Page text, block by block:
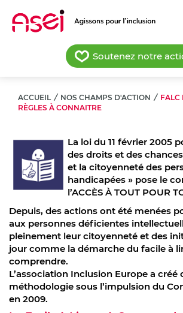
contenu
Soutenez notre
ACCUEIL / NOS CHAMPS D'ACTION / FALC
RÈGLES À CONNAITRE
La loi du 11 février 2005
des droits et des
et la citoyenneté des
handicapées » pose le
l’ACCÈS À TOUT POUR
Depuis, des actions ont été menées
aux personnes déficientes
pleinement leur citoyenneté et des
jour comme la démarche du facile à
comprendre.
L’association Inclusion Europe a créé
méthodologie sous l’impulsion du
en 2009.